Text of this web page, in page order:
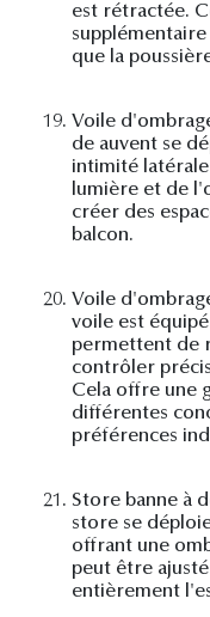
est rétractée.
que la
19. Voile
de auvent se
intimité
lumière et de
créer des
balcon.
20. Voile
voile est
permettent de
contrôler
Cela offre une
différentes
préférences
21. Store banne à
store se
offrant une
peut être
entièrement